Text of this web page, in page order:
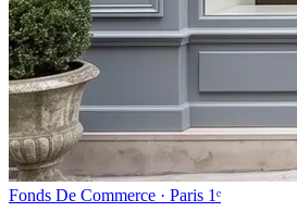
Fonds De Commerce · Paris 1ᵉ